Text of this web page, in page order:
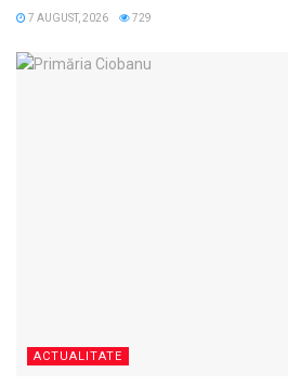
7 AUGUST, 2026 729
ACTUALITATE